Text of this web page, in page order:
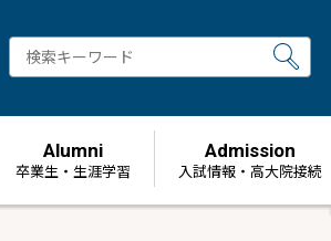
Alumni
卒業生・生涯学習
Admission
⼊試情報・高大院接続